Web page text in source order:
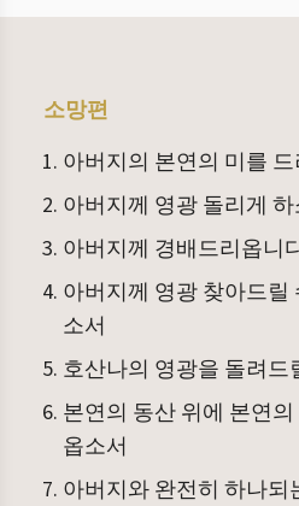
소망편
아버지의 본연의 미를
아버지께 영광 돌리게 하
아버지께 경배드리옵니
아버지께 영광 찾아드릴
소서
호산나의 영광을 돌려드
본연의 동산 위에 본연
옵소서
아버지와 완전히 하나되